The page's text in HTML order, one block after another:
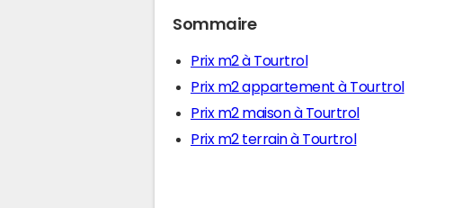
Sommaire
Prix m2 à Tourtrol
Prix m2 appartement à Tourtrol
Prix m2 maison à Tourtrol
Prix m2 terrain à Tourtrol